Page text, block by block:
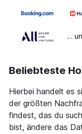
…
Beliebteste
Hierbei handelt es
der größten
findest, das du
bist, ändere das